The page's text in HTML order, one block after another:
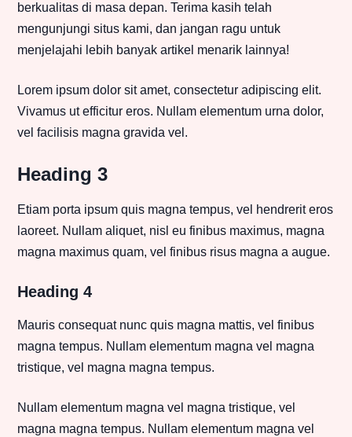
berkualitas di masa depan. Terima kasih telah
mengunjungi situs kami, dan jangan ragu untuk
menjelajahi lebih banyak artikel menarik lainnya!
Lorem ipsum dolor sit amet, consectetur adipiscing elit.
Vivamus ut efficitur eros. Nullam elementum urna dolor,
vel facilisis magna gravida vel.
Heading 3
Etiam porta ipsum quis magna tempus, vel hendrerit eros
laoreet. Nullam aliquet, nisl eu finibus maximus, magna
magna maximus quam, vel finibus risus magna a augue.
Heading 4
Mauris consequat nunc quis magna mattis, vel finibus
magna tempus. Nullam elementum magna vel magna
tristique, vel magna magna tempus.
Nullam elementum magna vel magna tristique, vel
magna magna tempus. Nullam elementum magna vel